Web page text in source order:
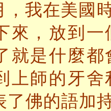
，我在美國
來，放到
就是什麼
上師的牙
了佛的語加